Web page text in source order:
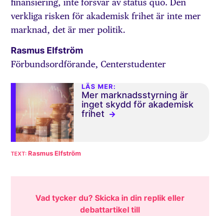
verkliga risken för akademisk frihet är inte mer
marknad, det är mer politik.
Rasmus Elfström
Förbundsordförande, Centerstudenter
LÄS MER:
Mer marknadsstyrning är
inget skydd för akademisk
frihet
Rasmus Elfström
Vad tycker du? Skicka in din replik eller
debattartikel till